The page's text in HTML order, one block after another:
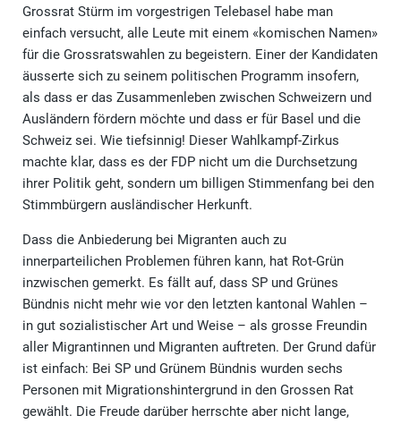
Grossrat Stürm im vorgestrigen Telebasel habe man
einfach versucht, alle Leute mit einem «komischen Namen»
für die Grossratswahlen zu begeistern. Einer der Kandidaten
äusserte sich zu seinem politischen Programm insofern,
als dass er das Zusammenleben zwischen Schweizern und
Ausländern fördern möchte und dass er für Basel und die
Schweiz sei. Wie tiefsinnig! Dieser Wahlkampf-Zirkus
machte klar, dass es der FDP nicht um die Durchsetzung
ihrer Politik geht, sondern um billigen Stimmenfang bei den
Stimmbürgern ausländischer Herkunft.
Dass die Anbiederung bei Migranten auch zu
innerparteilichen Problemen führen kann, hat Rot-Grün
inzwischen gemerkt. Es fällt auf, dass SP und Grünes
Bündnis nicht mehr wie vor den letzten kantonal Wahlen –
in gut sozialistischer Art und Weise – als grosse Freundin
aller Migrantinnen und Migranten auftreten. Der Grund dafür
ist einfach: Bei SP und Grünem Bündnis wurden sechs
Personen mit Migrationshintergrund in den Grossen Rat
gewählt. Die Freude darüber herrschte aber nicht lange,